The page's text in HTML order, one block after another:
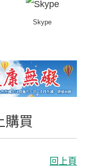
Skype
購買
回上頁